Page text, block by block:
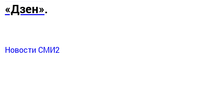
«Дзен».
Новости СМИ2